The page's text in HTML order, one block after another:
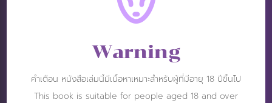
Warning
คำเตือน หนังสือเล่มนี้มีเนื้อหาเหมาะสำหรับผู้ที่มีอายุ 18 ปีขึ้นไป
This book is suitable for people aged 18 and over